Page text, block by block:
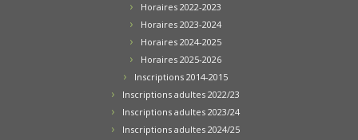
Horaires 2022-2023
Horaires 2023-2024
Horaires 2024-2025
Horaires 2025-2026
Inscriptions 2014-2015
Inscriptions adultes 2022/23
Inscriptions adultes 2023/24
Inscriptions adultes 2024/25